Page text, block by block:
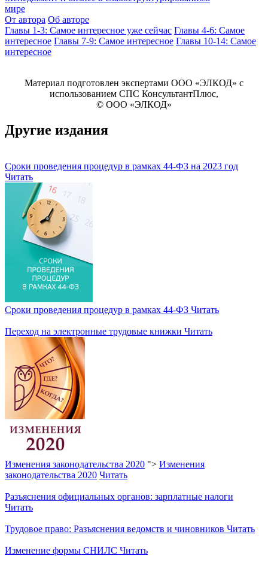
мире
От автора Об авторе
Главы 1-3: Самое интересное уже сейчас Главы 4-6: Самое
интересное Главы 7-9: Самое интересное Главы 10-14: Самое
интересное
Материал подготовлен экспертами ООО «ЭЛКОД» с
использованием СПС КонсультантПлюс,
© OOO «ЭЛКОД»
Другие издания
Сроки проведения процедур в рамках 44-ФЗ на 2023 год
Читать
Сроки проведения процедур в рамках 44-ФЗ Читать
Переход на электронные трудовые книжки Читать
Изменения законодательства 2020 "> Изменения
законодательства 2020 Читать
Разъяснения официальных органов: зарплатные налоги
Читать
Трудовое право: Разъяснения ведомств и чиновников Читать
Изменение формы СНИЛС Читать